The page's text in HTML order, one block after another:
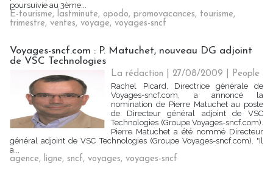
poursuivie au 3ème...
E-tourisme, lastminute, opodo, promovacances, tourisme,
trimestre, ventes, voyage, voyages-sncf
Voyages-sncf.com : P. Matuchet, nouveau DG adjoint
de VSC Technologies
La rédaction | 27/08/2009
People
Rachel Picard, Directrice générale de
Voyages-sncf.com, a annoncé la
nomination de Pierre Matuchet au poste
de Directeur général adjoint de VSC
Technologies (Groupe Voyages-sncf.com).
Pierre Matuchet a été nommé Directeur
général adjoint de VSC Technologies (Groupe Voyages-sncf.com). "Il
a...
agence, ligne, sncf, voyages, voyages-sncf